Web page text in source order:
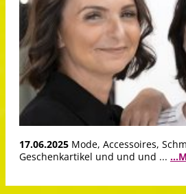
17.06.2025 Mode, Accessoires,
Geschenkartikel und und und ...